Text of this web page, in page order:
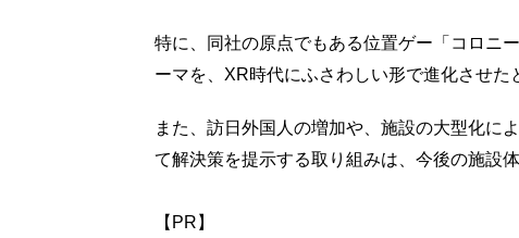
特に、同社の原点でもある位置ゲー「コロニ
ーマを、XR時代にふさわしい形で進化させた
また、訪日外国人の増加や、施設の大型化に
て解決策を提示する取り組みは、今後の施設
【PR】